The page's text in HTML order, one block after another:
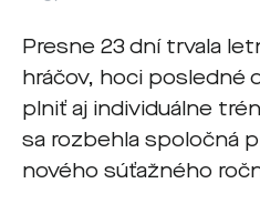
Presne 23 dní trvala
hráčov, hoci posledné
plniť aj individuálne
sa rozbehla spoločná
nového súťažného